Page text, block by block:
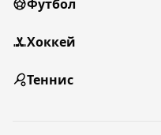
Футбол
Хоккей
Теннис